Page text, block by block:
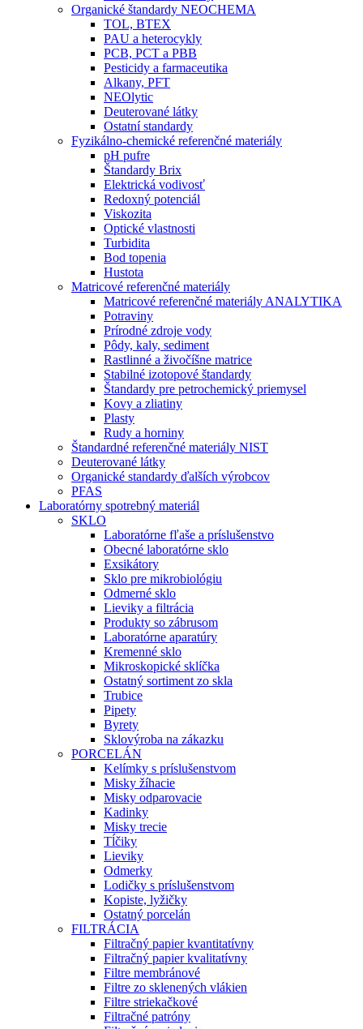
Organické štandardy NEOCHEMA
TOL, BTEX
PAU a heterocykly
PCB, PCT a PBB
Pesticidy a farmaceutika
Alkany, PFT
NEOlytic
Deuterované látky
Ostatní standardy
Fyzikálno-chemické referenčné materiály
pH pufre
Štandardy Brix
Elektrická vodivosť
Redoxný potenciál
Viskozita
Optické vlastnosti
Turbidita
Bod topenia
Hustota
Matricové referenčné materiály
Matricové referenčné materiály ANALYTIKA
Potraviny
Prírodné zdroje vody
Pôdy, kaly, sediment
Rastlinné a živočíšne matrice
Stabilné izotopové štandardy
Štandardy pre petrochemický priemysel
Kovy a zliatiny
Plasty
Rudy a horniny
Štandardné referenčné materiály NIST
Deuterované látky
Organické standardy ďalších výrobcov
PFAS
Laboratórny spotrebný materiál
SKLO
Laboratórne fľaše a príslušenstvo
Obecné laboratórne sklo
Exsikátory
Sklo pre mikrobiológiu
Odmerné sklo
Lieviky a filtrácia
Produkty so zábrusom
Laboratórne aparatúry
Kremenné sklo
Mikroskopické sklíčka
Ostatný sortiment zo skla
Trubice
Pipety
Byrety
Sklovýroba na zákazku
PORCELÁN
Kelímky s príslušenstvom
Misky žíhacie
Misky odparovacie
Kadinky
Misky trecie
Tĺčiky
Lieviky
Odmerky
Lodičky s príslušenstvom
Kopiste, lyžičky
Ostatný porcelán
FILTRÁCIA
Filtračný papier kvantitatívny
Filtračný papier kvalitatívny
Filtre membránové
Filtre zo sklenených vlákien
Filtre striekačkové
Filtračné patróny